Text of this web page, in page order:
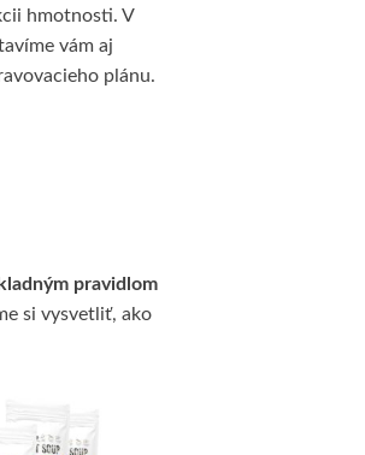
hmotnosti. V
vám aj
plánu.
pravidlom
si vysvetliť, ako